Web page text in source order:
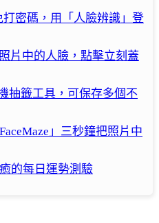
密碼，用「人臉辨識」登
片中的人臉，點擊立刻蓋
抽籤工具，可保存多個不
」三秒鐘把照片中
的每日運勢測驗